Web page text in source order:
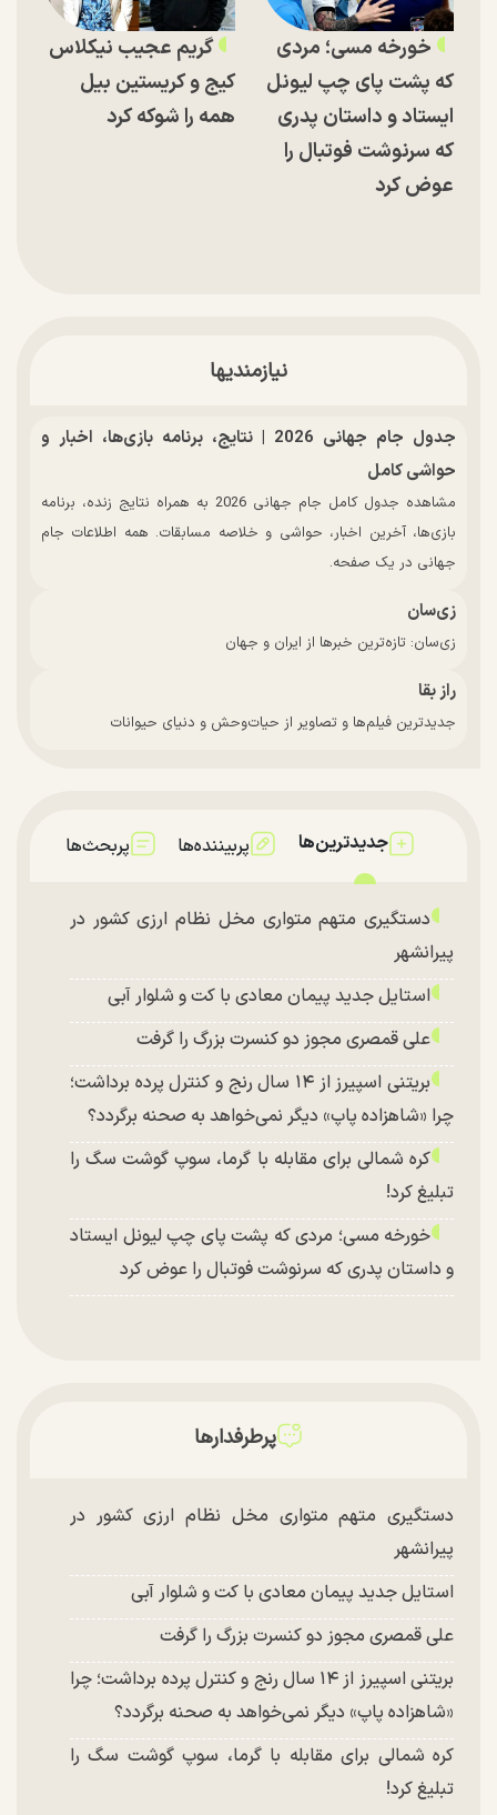
خورخه مسی؛ مردی
که پشت پای چپ لیونل
ایستاد و داستان پدری
که سرنوشت فوتبال را
عوض کرد
گریم عجیب نیکلاس
کیج و کریستین بیل
همه را شوکه کرد
نیازمندیها
جدول جام جهانی 2026 | نتایج، برنامه بازی‌ها، اخبار و
حواشی کامل
مشاهده جدول کامل جام جهانی 2026 به همراه نتایج زنده، برنامه
بازی‌ها، آخرین اخبار، حواشی و خلاصه مسابقات. همه اطلاعات جام
جهانی در یک صفحه.
زی‌سان
زی‌سان: تازه‌ترین خبرها از ایران و جهان
راز بقا
جدیدترین فیلم‌ها و تصاویر از حیات‌وحش و دنیای حیوانات
جدیدترین‌ها پربیننده‌ها پربحث‌ها
دستگیری متهم متواری مخل نظام ارزی کشور در
پیرانشهر
استایل جدید پیمان معادی با کت و شلوار آبی
علی قمصری مجوز دو کنسرت بزرگ را گرفت
بریتنی اسپیرز از ۱۴ سال رنج و کنترل پرده برداشت؛
چرا «شاهزاده پاپ» دیگر نمی‌خواهد به صحنه برگردد؟
کره شمالی برای مقابله با گرما، سوپ گوشت سگ را
تبلیغ کرد!
خورخه مسی؛ مردی که پشت پای چپ لیونل ایستاد
و داستان پدری که سرنوشت فوتبال را عوض کرد
پرطرفدارها
دستگیری متهم متواری مخل نظام ارزی کشور در
پیرانشهر
استایل جدید پیمان معادی با کت و شلوار آبی
علی قمصری مجوز دو کنسرت بزرگ را گرفت
بریتنی اسپیرز از ۱۴ سال رنج و کنترل پرده برداشت؛ چرا
«شاهزاده پاپ» دیگر نمی‌خواهد به صحنه برگردد؟
کره شمالی برای مقابله با گرما، سوپ گوشت سگ را
تبلیغ کرد!